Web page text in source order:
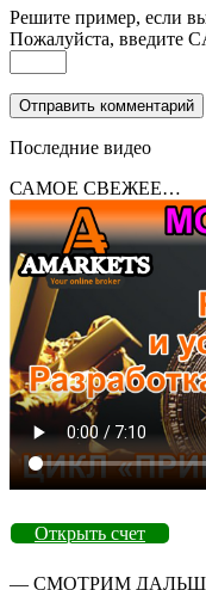
Решите пример, если
Пожалуйста, введите
Последние видео
САМОЕ СВЕЖЕЕ…
Открыть счет
— СМОТРИМ